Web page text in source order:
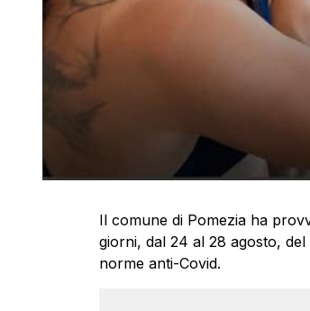
Il comune di Pomezia ha
giorni, dal 24 al 28 agosto,
norme anti-Covid.